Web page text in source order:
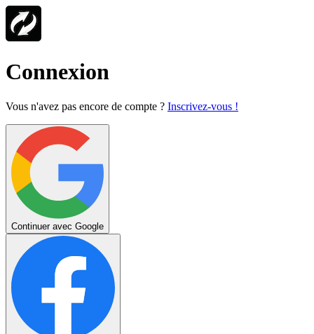
Connexion
Vous n'avez pas encore de compte ? Inscrivez-vous !
Continuer avec Google